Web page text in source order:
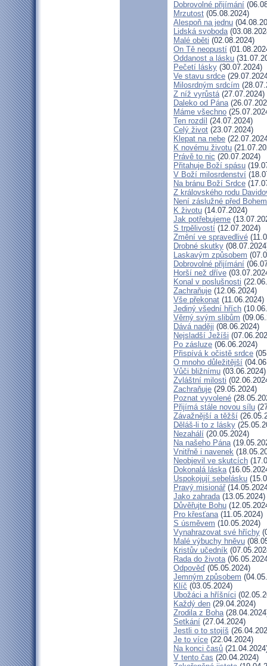
Dobrovolné přijímání
Mrzutost (05.08.2024)
Alespoň na jednu
Lidská svoboda
Malé oběti (02.08.2024)
On Tě neopustí
Oddanost a lásku
Pečetí lásky (30.07.2024)
Ve stavu srdce
Milosrdným srdcím
Z níž vyrůstá(27.07.2024)
Daleko od Pána
Máme všechno
Ten rozdíl (24.07.2024)
Celý život (23.07.2024)
Klepat na nebe
K novému životu
Právě to nic (20.07.2024)
Přitahuje Boží spásu
V Boží milosrdenství
Na bránu Boží Srdce
Z královského rodu
Není záslužné před Bohem
K životu (14.07.2024)
Jak potřebujeme
S trpělivostí (12.07.2024)
Změní ve spravedlivé
Drobné skutky
Laskavým způsobem
Dobrovolné přijímání
Horší než dříve
Konal v poslušnosti
Zachraňuje (12.06.2024)
Vše překonat (11.06.2024)
Jediný všední hřích
Věrný svým slibům
Dává naději (08.06.2024)
Nejsladší Ježíši
Po zásluze (06.06.2024)
Přispívá k očistě srdce
O mnoho důležitější
Vůči bližnímu (03.06.2024)
Zvláštní milosti
Zachraňuje (29.05.2024)
Poznat vyvolené
Přijímá stále novou sílu
Závažnější a těžší
Děláš-li to z lásky
Nezahálí (20.05.2024)
Na našeho Pána
Vnitřně i navenek
Neobjevil ve skutcích
Dokonalá láska
Uspokojují sebelásku
Pravý misionář
Jako zahrada(13.05.2024)
Důvěřujte Bohu
Pro křesťana(11.05.2024)
S úsměvem (10.05.2024)
Vynahrazovat své hříchy
Malé výbuchy hněvu
Kristův učedník
Rada do života
Odpověď (05.05.2024)
Jemným způsobem
Klíč (03.05.2024)
Ubožáci a hříšníci
Každý den (29.04.2024)
Zrodila z Boha
Setkání (27.04.2024)
Jestli o to stojíš
Je to více (22.04.2024)
Na konci časů
V tento čas (20.04.2024)